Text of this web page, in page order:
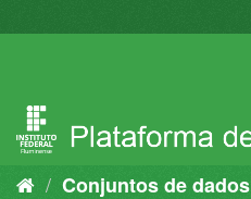
para
Conjuntos de dados